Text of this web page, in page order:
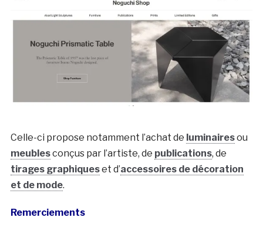
Celle-ci propose notamment l’achat de luminairesou
meublesconçus par l’artiste, de publications, de
tirages graphiqueset d’accessoires de décoration
et de mode.
Remerciements